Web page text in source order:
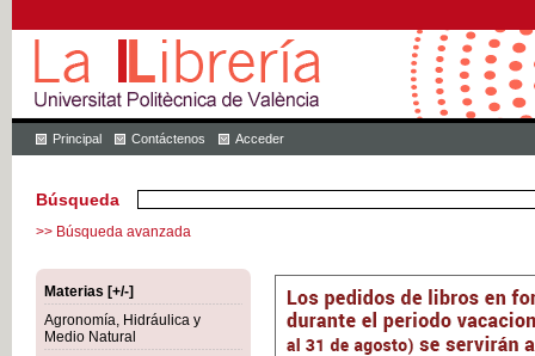
Principal Contáctenos Acceder
Búsqueda
>> Búsqueda avanzada
Materias [+/-]
Agronomía, Hidráulica y
Medio Natural